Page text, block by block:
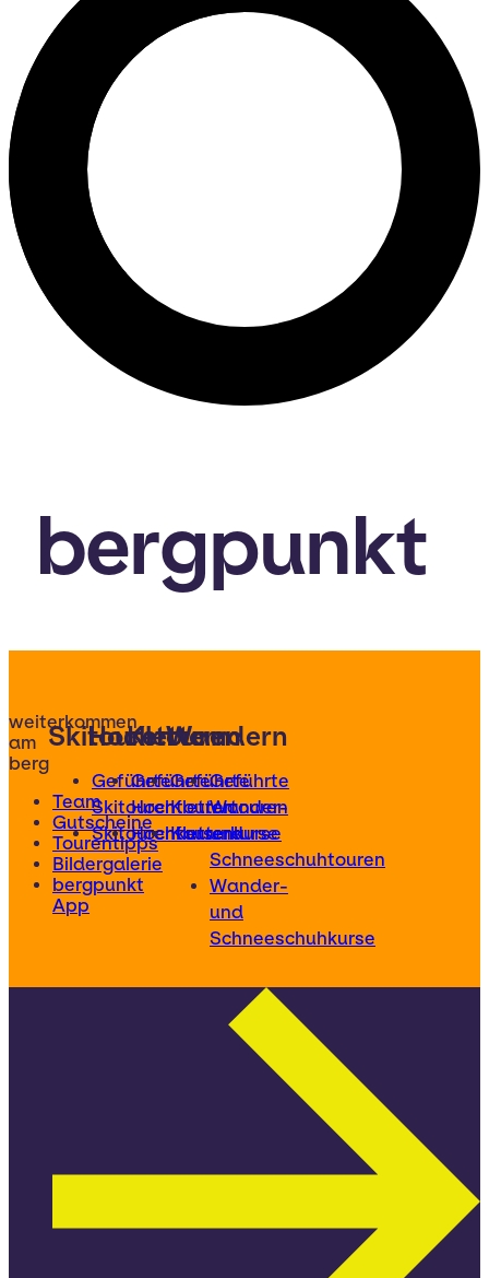
bergpunkt
weiterkommen
am
berg
Team
Gutscheine
Tourentipps
Bildergalerie
bergpunkt
App
Skitouren
Geführte
Skitouren
Skitourenkurse
Hochtouren
Geführte
Hochtouren
Hochtourenkurse
Klettern
Geführte
Klettertouren
Kletterkurse
Wandern
Geführte
Wander-
und
Schneeschuhtouren
Wander-
und
Schneeschuhkurse